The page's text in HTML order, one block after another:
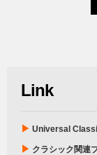
Link
▶ Universal
▶ クラシック関連